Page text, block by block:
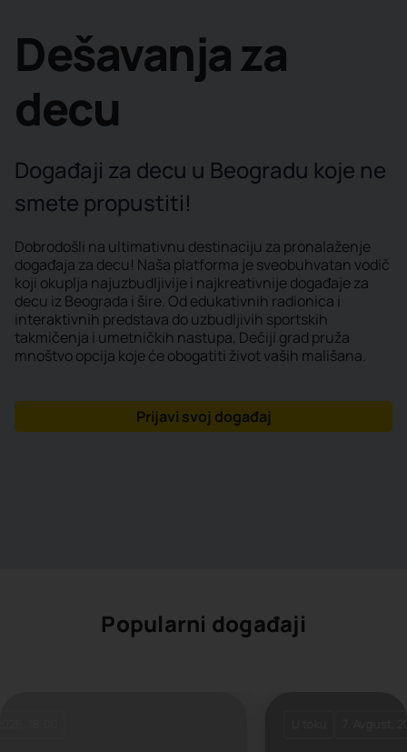
Dešavanja za
decu
Događaji za decu u Beogradu koje ne
smete propustiti!
Dobrodošli na ultimativnu destinaciju za pronalaženje
događaja za decu! Naša platforma je sveobuhvatan vodič
koji okuplja najuzbudljivije i najkreativnije događaje za
decu iz Beograda i šire. Od edukativnih radionica i
interaktivnih predstava do uzbudljivih sportskih
takmičenja i umetničkih nastupa, Dečiji grad pruža
mnoštvo opcija koje će obogatiti život vaših mališana.
Prijavi svoj događaj
Popularni događaji